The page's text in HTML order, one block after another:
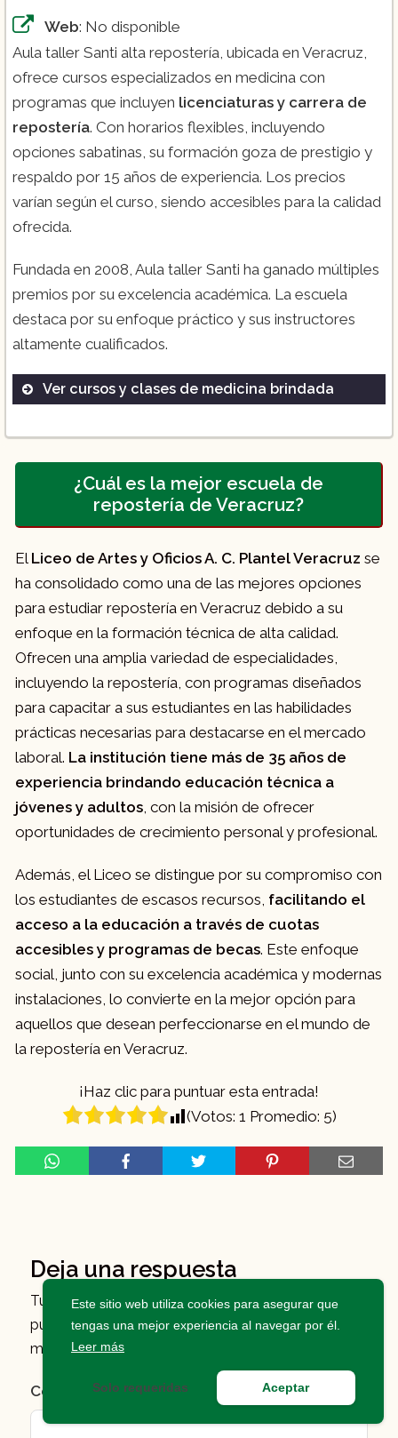
Web: No disponible
Aula taller Santi alta repostería, ubicada en Veracruz,
ofrece cursos especializados en medicina con
programas que incluyen licenciaturas y carrera de
repostería. Con horarios flexibles, incluyendo
opciones sabatinas, su formación goza de prestigio y
respaldo por 15 años de experiencia. Los precios
varían según el curso, siendo accesibles para la calidad
ofrecida.
Fundada en 2008, Aula taller Santi ha ganado múltiples
premios por su excelencia académica. La escuela
destaca por su enfoque práctico y sus instructores
altamente cualificados.
Ver cursos y clases de medicina brindada
Doctorado en Medicina
Diplomados en Especialidades Médicas
¿Cuál es la mejor escuela de
repostería de Veracruz?
El Liceo de Artes y Oficios A. C. Plantel Veracruz se
ha consolidado como una de las mejores opciones
para estudiar repostería en Veracruz debido a su
enfoque en la formación técnica de alta calidad.
Ofrecen una amplia variedad de especialidades,
incluyendo la repostería, con programas diseñados
para capacitar a sus estudiantes en las habilidades
prácticas necesarias para destacarse en el mercado
laboral. La institución tiene más de 35 años de
experiencia brindando educación técnica a
jóvenes y adultos, con la misión de ofrecer
oportunidades de crecimiento personal y profesional.
Además, el Liceo se distingue por su compromiso con
los estudiantes de escasos recursos, facilitando el
acceso a la educación a través de cuotas
accesibles y programas de becas. Este enfoque
social, junto con su excelencia académica y modernas
instalaciones, lo convierte en la mejor opción para
aquellos que desean perfeccionarse en el mundo de
la repostería en Veracruz​.
¡Haz clic para puntuar esta entrada!
(Votos: 1 Promedio: 5)
Deja una respuesta
Tu dirección de correo electrónico no será
publicada. Los campos obligatorios están
marcados con
Comentario *
Este sitio web utiliza cookies para asegurar que
tengas una mejor experiencia al navegar por él.
Leer más
Solo requeridas Aceptar